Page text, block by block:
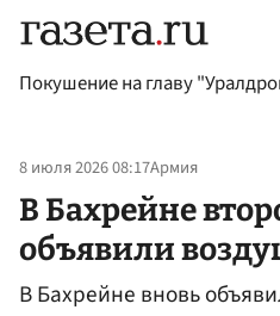
Покушение на главу
8 июля 2026 08:17Армия
В Бахрейне
объявили
В Бахрейне вновь